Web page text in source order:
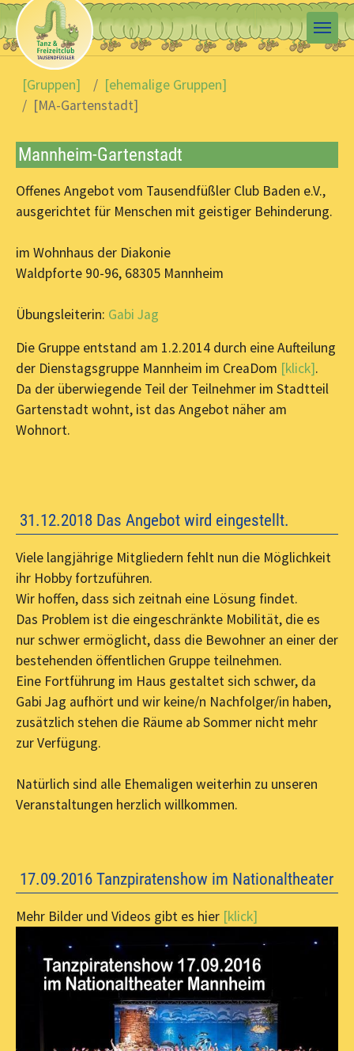
Skip to main content
You are here:
[Gruppen]
[ehemalige Gruppen]
[MA-Gartenstadt]
Mannheim-Gartenstadt
Offenes Angebot vom Tausendfüßler Club Baden e.V.,
ausgerichtet für Menschen mit geistiger Behinderung.
im Wohnhaus der Diakonie
Waldpforte 90-96, 68305 Mannheim
Übungsleiterin: Gabi Jag
Die Gruppe entstand am 1.2.2014 durch eine Aufteilung
der Dienstagsgruppe Mannheim im CreaDom [klick].
Da der überwiegende Teil der Teilnehmer im Stadtteil
Gartenstadt wohnt, ist das Angebot näher am
Wohnort.
31.12.2018 Das Angebot wird eingestellt.
Viele langjährige Mitgliedern fehlt nun die Möglichkeit
ihr Hobby fortzuführen.
Wir hoffen, dass sich zeitnah eine Lösung findet.
Das Problem ist die eingeschränkte Mobilität, die es
nur schwer ermöglicht, dass die Bewohner an einer der
bestehenden öffentlichen Gruppe teilnehmen.
Eine Fortführung im Haus gestaltet sich schwer, da
Gabi Jag aufhört und wir keine/n Nachfolger/in haben,
zusätzlich stehen die Räume ab Sommer nicht mehr
zur Verfügung.
Natürlich sind alle Ehemaligen weiterhin zu unseren
Veranstaltungen herzlich willkommen.
17.09.2016 Tanzpiratenshow im Nationaltheater
Mehr Bilder und Videos gibt es hier [klick]